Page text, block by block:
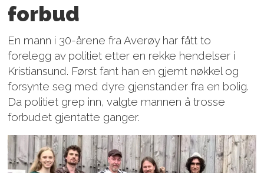
forbud
En mann i 30-årene fra Averøy har fått to
forelegg av politiet etter en rekke hendelser i
Kristiansund. Først fant han en gjemt nøkkel og
forsynte seg med dyre gjenstander fra en bolig.
Da politiet grep inn, valgte mannen å trosse
forbudet gjentatte ganger.